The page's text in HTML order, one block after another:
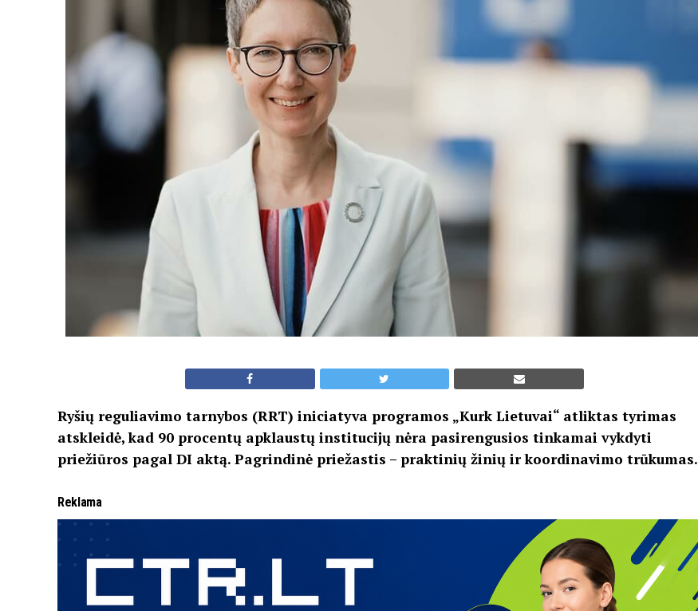
Ryšių reguliavimo tarnybos (RRT) iniciatyva programos „Kurk Lietuvai“ atliktas tyrimas
atskleidė, kad 90 procentų apklaustų institucijų nėra pasirengusios tinkamai vykdyti
priežiūros pagal DI aktą. Pagrindinė priežastis – praktinių žinių ir koordinavimo trūkumas.
Reklama